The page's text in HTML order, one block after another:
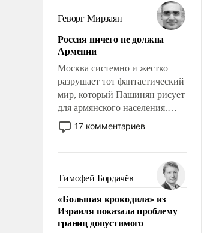
Сложившаяся ситуация
означает многолетний период
уязвимости США, например,
перед Китаем.
Геворг Мирзаян
Россия ничего не должна
Армении
Москва системно и жестко
разрушает тот фантастический
мир, который Пашинян рисует
для армянского населения.
Мир, где политические
прожекты будут безусловно
налогоплательщиков и где
Еревану за свои поступки не
нужно отвечать.
17 комментариев
Тимофей Бордачёв
«Большая крокодила» из
Израиля показала проблему
границ допустимого